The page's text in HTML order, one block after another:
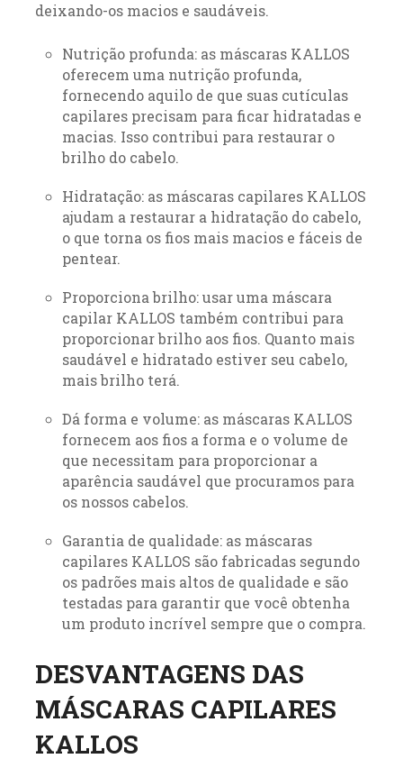
deixando-os macios e saudáveis.
Nutrição profunda: as máscaras KALLOS
oferecem uma nutrição profunda,
fornecendo aquilo de que suas cutículas
capilares precisam para ficar hidratadas e
macias. Isso contribui para restaurar o
brilho do cabelo.
Hidratação: as máscaras capilares KALLOS
ajudam a restaurar a hidratação do cabelo,
o que torna os fios mais macios e fáceis de
pentear.
Proporciona brilho: usar uma máscara
capilar KALLOS também contribui para
proporcionar brilho aos fios. Quanto mais
saudável e hidratado estiver seu cabelo,
mais brilho terá.
Dá forma e volume: as máscaras KALLOS
fornecem aos fios a forma e o volume de
que necessitam para proporcionar a
aparência saudável que procuramos para
os nossos cabelos.
Garantia de qualidade: as máscaras
capilares KALLOS são fabricadas segundo
os padrões mais altos de qualidade e são
testadas para garantir que você obtenha
um produto incrível sempre que o compra.
DESVANTAGENS DAS
MÁSCARAS CAPILARES
KALLOS